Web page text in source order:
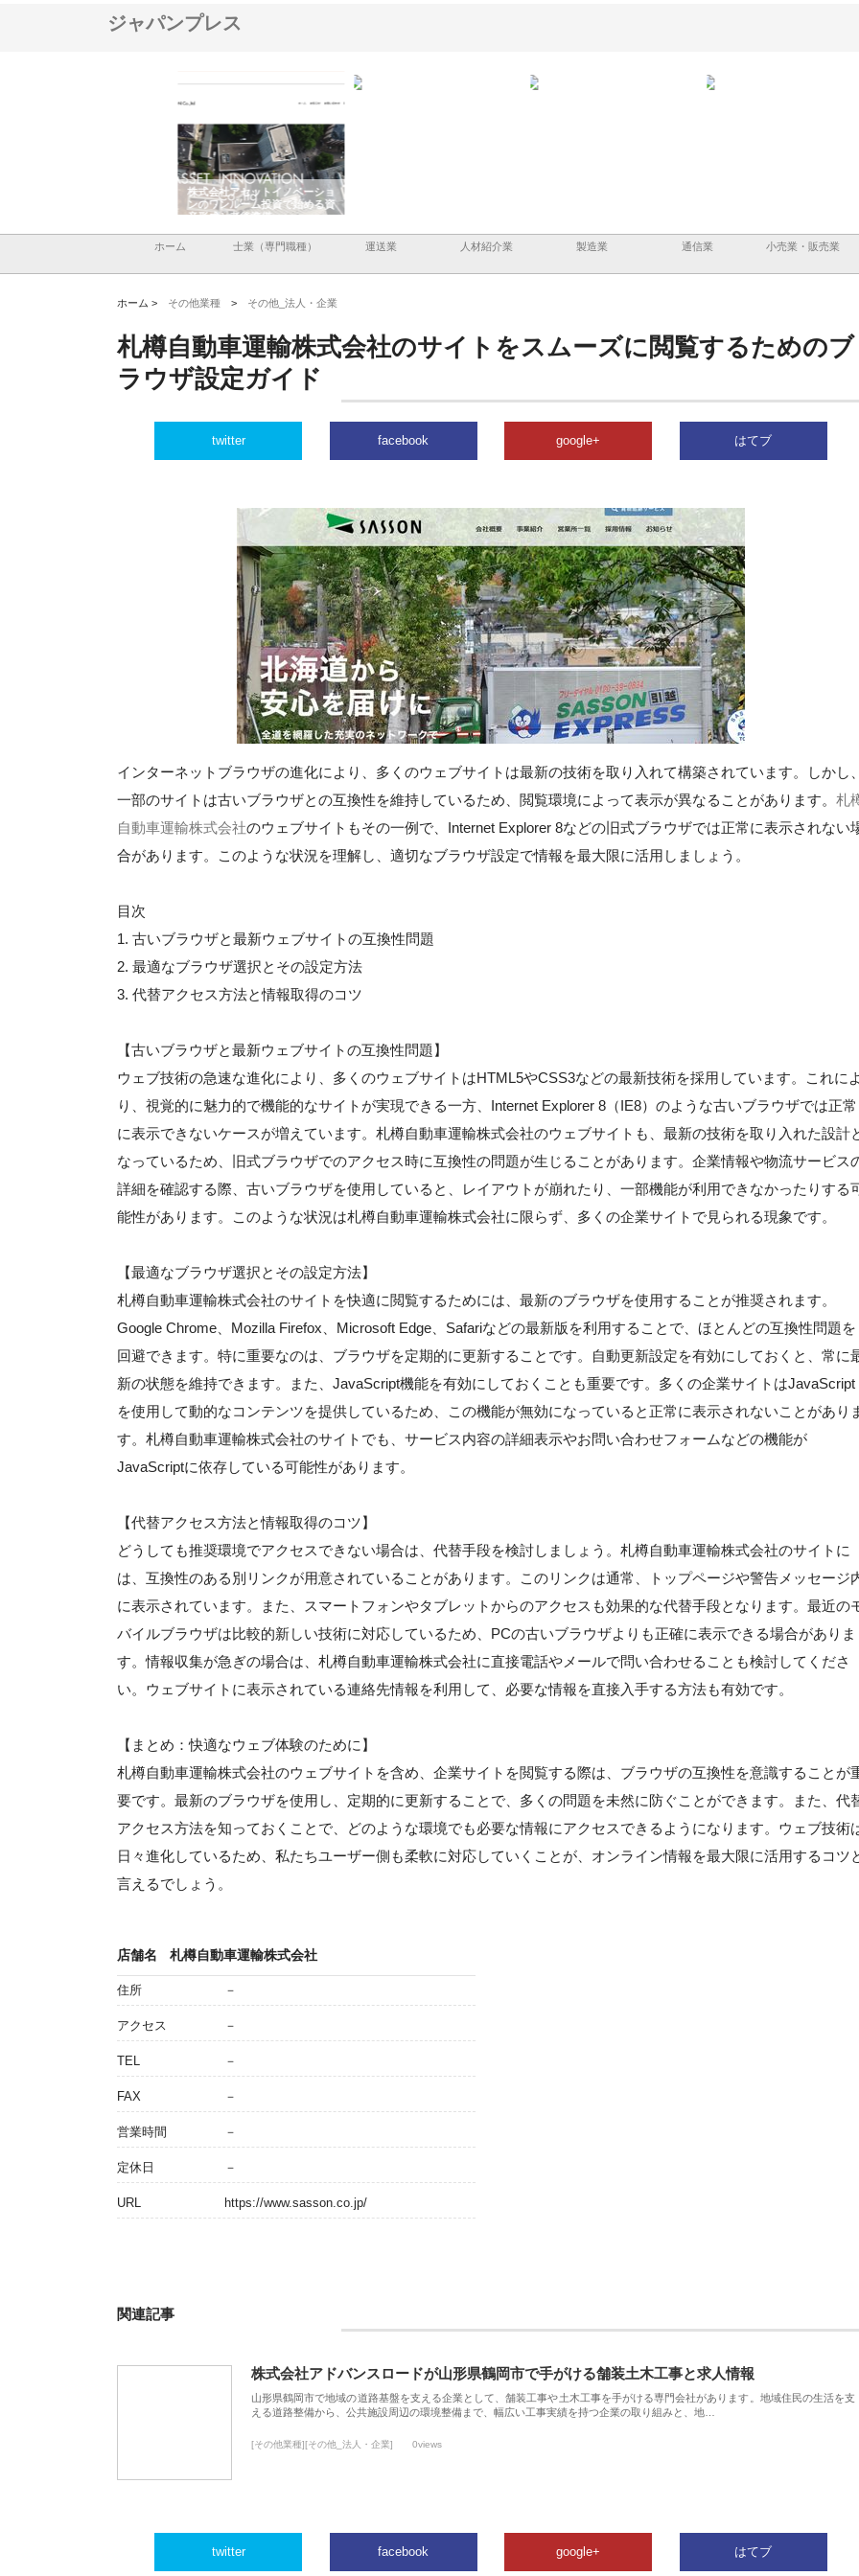
ジャパンプレス
株式会社アセットイノベーショ
ンのワンルーム投資で始める資
産形成と老後準備
庭楽株式会社が知多半島と三河
と名古屋で叶える理想の外構空
間
ホーム 士業（専門職種） 運送業 人材紹介業 製造業 通信業 小売業・販売業
ホーム > その他業種 > その他_法人・企業
札樽自動車運輸株式会社のサイトをスムーズに閲覧するためのブ
ラウザ設定ガイド
twitter facebook google+ はてブ
インターネットブラウザの進化により、多くのウェブサイトは最新の技術を取り入れて構築されています。しかし、
一部のサイトは古いブラウザとの互換性を維持しているため、閲覧環境によって表示が異なることがあります。 札
自動車運輸株式会社のウェブサイトもその一例で、Internet Explorer 8などの旧式ブラウザでは正常に表示されない
合があります。このような状況を理解し、適切なブラウザ設定で情報を最大限に活用しましょう。
目次
1. 古いブラウザと最新ウェブサイトの互換性問題
2. 最適なブラウザ選択とその設定方法
3. 代替アクセス方法と情報取得のコツ
【古いブラウザと最新ウェブサイトの互換性問題】
ウェブ技術の急速な進化により、多くのウェブサイトはHTML5やCSS3などの最新技術を採用しています。これによ
り、視覚的に魅力的で機能的なサイトが実現できる一方、Internet Explorer 8（IE8）のような古いブラウザでは正常
に表示できないケースが増えています。札樽自動車運輸株式会社のウェブサイトも、最新の技術を取り入れた設計
なっているため、旧式ブラウザでのアクセス時に互換性の問題が生じることがあります。企業情報や物流サービス
詳細を確認する際、古いブラウザを使用していると、レイアウトが崩れたり、一部機能が利用できなかったりする
能性があります。このような状況は札樽自動車運輸株式会社に限らず、多くの企業サイトで見られる現象です。
【最適なブラウザ選択とその設定方法】
札樽自動車運輸株式会社のサイトを快適に閲覧するためには、最新のブラウザを使用することが推奨されます。
Google Chrome、Mozilla Firefox、Microsoft Edge、Safariなどの最新版を利用することで、ほとんどの互換性問題を
回避できます。特に重要なのは、ブラウザを定期的に更新することです。自動更新設定を有効にしておくと、常に
新の状態を維持できます。また、JavaScript機能を有効にしておくことも重要です。多くの企業サイトはJavaScript
を使用して動的なコンテンツを提供しているため、この機能が無効になっていると正常に表示されないことがあり
す。札樽自動車運輸株式会社のサイトでも、サービス内容の詳細表示やお問い合わせフォームなどの機能が
JavaScriptに依存している可能性があります。
【代替アクセス方法と情報取得のコツ】
どうしても推奨環境でアクセスできない場合は、代替手段を検討しましょう。札樽自動車運輸株式会社のサイトに
は、互換性のある別リンクが用意されていることがあります。このリンクは通常、トップページや警告メッセージ
に表示されています。また、スマートフォンやタブレットからのアクセスも効果的な代替手段となります。最近の
バイルブラウザは比較的新しい技術に対応しているため、PCの古いブラウザよりも正確に表示できる場合がありま
す。情報収集が急ぎの場合は、札樽自動車運輸株式会社に直接電話やメールで問い合わせることも検討してくださ
い。ウェブサイトに表示されている連絡先情報を利用して、必要な情報を直接入手する方法も有効です。
【まとめ：快適なウェブ体験のために】
札樽自動車運輸株式会社のウェブサイトを含め、企業サイトを閲覧する際は、ブラウザの互換性を意識することが
要です。最新のブラウザを使用し、定期的に更新することで、多くの問題を未然に防ぐことができます。また、代
アクセス方法を知っておくことで、どのような環境でも必要な情報にアクセスできるようになります。ウェブ技術
日々進化しているため、私たちユーザー側も柔軟に対応していくことが、オンライン情報を最大限に活用するコツ
言えるでしょう。
店舗名 札樽自動車運輸株式会社
住所 －
アクセス －
TEL －
FAX －
営業時間 －
定休日 －
URL https://www.sasson.co.jp/
関連記事
株式会社アドバンスロードが山形県鶴岡市で手がける舗装土木工事と求人情報
山形県鶴岡市で地域の道路基盤を支える企業として、舗装工事や土木工事を手がける専門会社があります。地域住民の生活を支
える道路整備から、公共施設周辺の環境整備まで、幅広い工事実績を持つ企業の取り組みと、地…
[その他業種][その他_法人・企業] 0views
twitter facebook google+ はてブ